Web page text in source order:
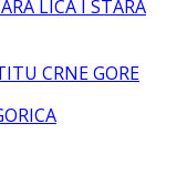
LICA I STARA
CRNE GORE